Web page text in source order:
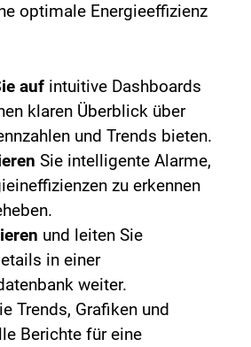
optimale Energieeffizienz
auf intuitive Dashboards
klaren Überblick über
und Trends bieten.
Sie intelligente Alarme,
zu erkennen
und leiten Sie
in einer
weiter.
Trends, Grafiken und
Berichte für eine